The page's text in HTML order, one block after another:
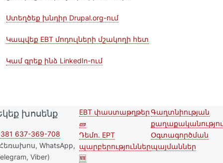
Ստեղծեք խնդիր Drupal.org-ում
Կապվեք EBT մոդուլների մշակողի հետ
Կամ գրեք ինձ LinkedIn-ում
խոսենք
637-369-708
WhatsApp,
Viber)
Second
footer
menu
EBT փաստաթղթեր
🧱
Դեմո. EPT
պարբերություններ
🆕
Footer menu
Գաղտնիության
Օգտագործման
պայմաններ